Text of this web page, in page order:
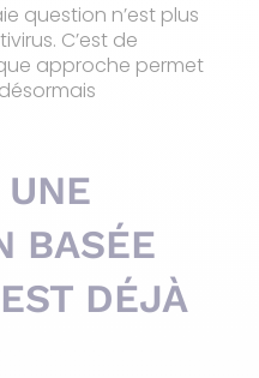
question n’est plus
C’est de
approche permet
BASÉE
DÉJÀ